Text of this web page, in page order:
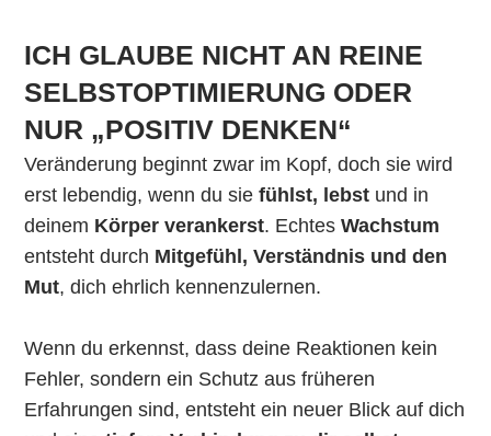
ICH GLAUBE NICHT AN REINE
SELBSTOPTIMIERUNG ODER
NUR „POSITIV DENKEN“
Veränderung beginnt zwar im Kopf, doch sie wird
erst lebendig, wenn du siefühlst, lebst und in
deinem Körper verankerst. Echtes Wachstum
entsteht durch Mitgefühl, Verständnis und den
Mut, dich ehrlich kennenzulernen.
Wenn du erkennst, dass deine Reaktionen kein
Fehler, sondern ein Schutz aus früheren
Erfahrungen sind, entsteht ein neuer Blick auf dich